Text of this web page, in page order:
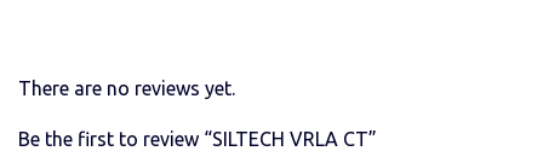
There are no reviews yet.
Be the first to review “SILTECH VRLA СТ”